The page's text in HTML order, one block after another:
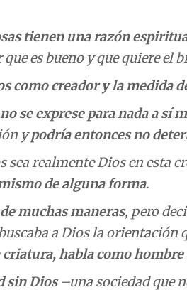
tienen una razón
es bueno y que quiere el
como creador y la medida
se exprese para nada a sí
ypodría entonces no
sea realmente Dios en esta
de alguna forma.
muchas maneras, pero
a Dios la orientación
habla como
sin Dios–una sociedad que